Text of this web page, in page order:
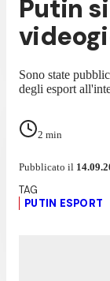
Putin
Sono state
degli esport
2 min
Pubblicato il
PUTIN ESPORT